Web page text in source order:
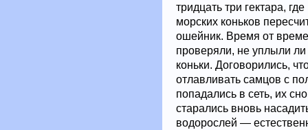
тридцать три гектара,
морских коньков
ошейник. Время от
проверяли, не уплыли
коньки. Договорились,
отлавливать самцов с
попадались в сеть, их
старались вновь
водорослей —